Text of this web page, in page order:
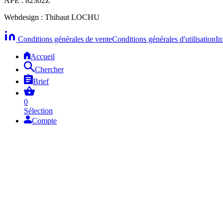
Webdesign : Thibaut LOCHU
Conditions générales de venteConditions générales d'utilisation
Accueil
Chercher
Brief
0
Sélection
Compte